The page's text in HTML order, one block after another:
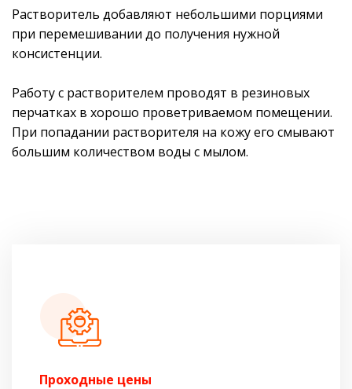
Растворитель добавляют небольшими порциями
при перемешивании до получения нужной
консистенции.
Работу с растворителем проводят в резиновых
перчатках в хорошо проветриваемом помещении.
При попадании растворителя на кожу его смывают
большим количеством воды с мылом.
Проходные цены